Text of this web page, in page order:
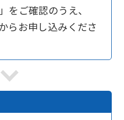
をご確認のうえ、
らお申し込みくださ